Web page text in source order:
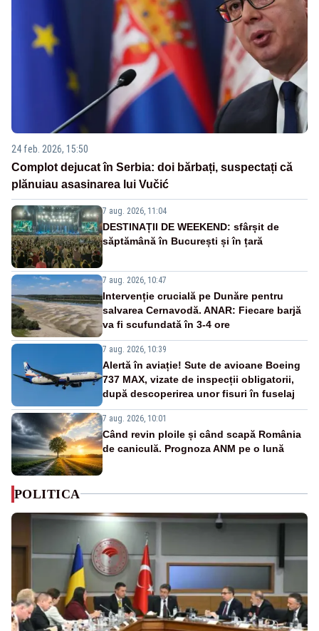
24 feb. 2026, 15:50
Complot dejucat în Serbia: doi bărbați, suspectați că
plănuiau asasinarea lui Vučić
7 aug. 2026, 11:04
DESTINAȚII DE WEEKEND: sfârșit de
săptămână în București și în țară
7 aug. 2026, 10:47
Intervenție crucială pe Dunăre pentru
salvarea Cernavodă. ANAR: Fiecare barjă
va fi scufundată în 3-4 ore
7 aug. 2026, 10:39
Alertă în aviație! Sute de avioane Boeing
737 MAX, vizate de inspecții obligatorii,
după descoperirea unor fisuri în fuselaj
7 aug. 2026, 10:01
Când revin ploile și când scapă România
de caniculă. Prognoza ANM pe o lună
POLITICA